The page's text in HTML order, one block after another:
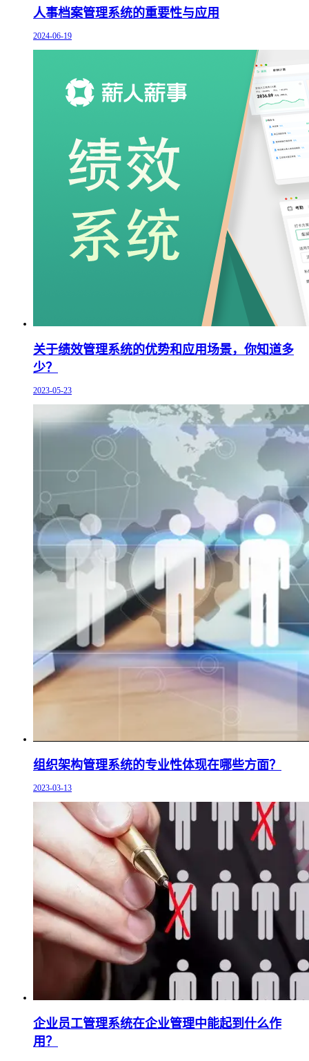
人事档案管理系统的重要性与应用
2024-06-19
关于绩效管理系统的优势和应用场景，你知道多
少？
2023-05-23
组织架构管理系统的专业性体现在哪些方面？
2023-03-13
企业员工管理系统在企业管理中能起到什么作
用？